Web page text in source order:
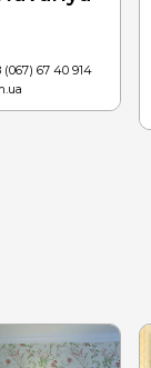
(067) 67 40 914